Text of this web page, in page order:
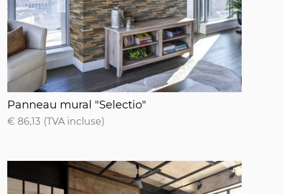
Panneau mural "Selectio"
Panneau mural "Selectio"
€ 86,13 (TVA incluse)